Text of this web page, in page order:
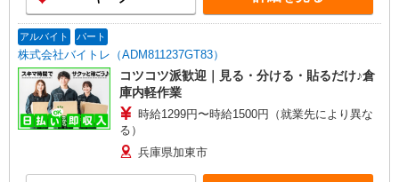
アルバイト パート
株式会社バイトレ（ADM811237GT83）
コツコツ派歓迎｜見る・分ける・貼るだけ♪倉
庫内軽作業
時給1299円〜時給1500円（就業先により異な
る）
兵庫県加東市